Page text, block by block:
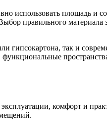
использовать площадь и
правильного материала
гипсокартона, так и
комфорт и